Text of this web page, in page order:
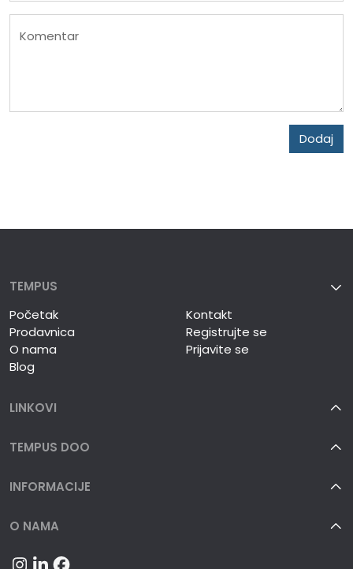
Komentar
Dodaj
TEMPUS
Početak
Prodavnica
O nama
Blog
Kontakt
Registrujte se
Prijavite se
LINKOVI
TEMPUS DOO
INFORMACIJE
O NAMA